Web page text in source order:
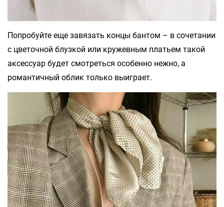
Попробуйте еще завязать концы бантом – в сочетании
с цветочной блузкой или кружевным платьем такой
аксессуар будет смотреться особенно нежно, а
романтичный облик только выиграет.